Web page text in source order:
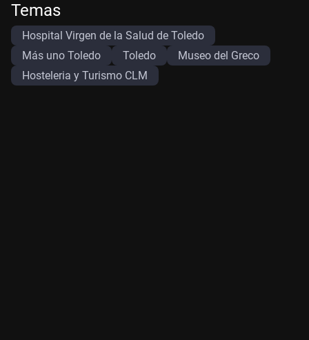
Temas
Hospital Virgen de la Salud de Toledo
Más uno Toledo
Toledo
Museo del Greco
Hosteleria y Turismo CLM